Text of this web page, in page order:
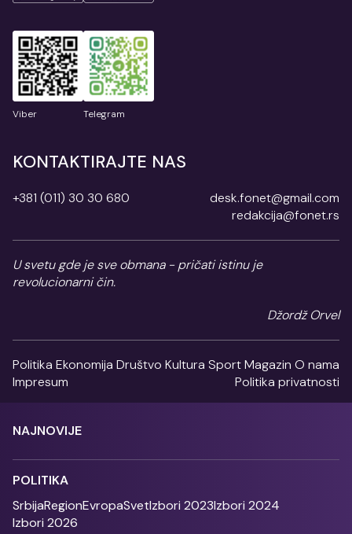
Viber Telegram
KONTAKTIRAJTE NAS
+381 (011) 30 30 680
desk.fonet@gmail.com
redakcija@fonet.rs
U svetu gde je sve obmana - pričati istinu je
revolucionarni čin.
Džordž Orvel
Politika Ekonomija Društvo Kultura SportMagazin O nama
Impresum
Politika privatnosti
NAJNOVIJE
POLITIKA
SrbijaRegionEvropaSvetIzbori 2023Izbori 2024
Izbori 2026